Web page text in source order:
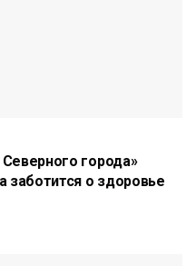
города»
заботится о здоровье